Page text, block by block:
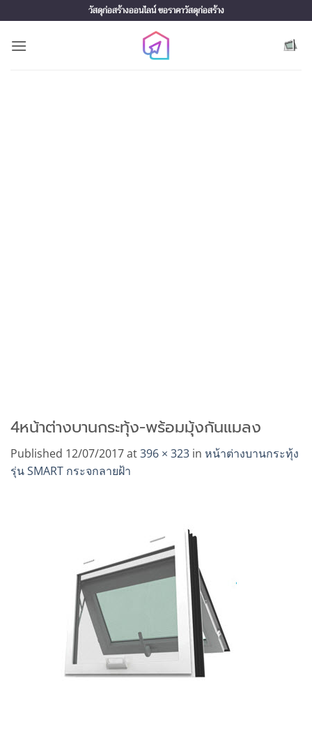
to
content
วัสดุก่อสร้างออนไลน์ ขอราคาวัสดุก่อสร้าง
4หน้าต่างบานกระทุ้ง-พร้อมมุ้งกันแมลง
Published 12/07/2017at396 × 323 in หน้าต่างบานกระทุ้ง
รุ่น SMART กระจกลายฝ้า